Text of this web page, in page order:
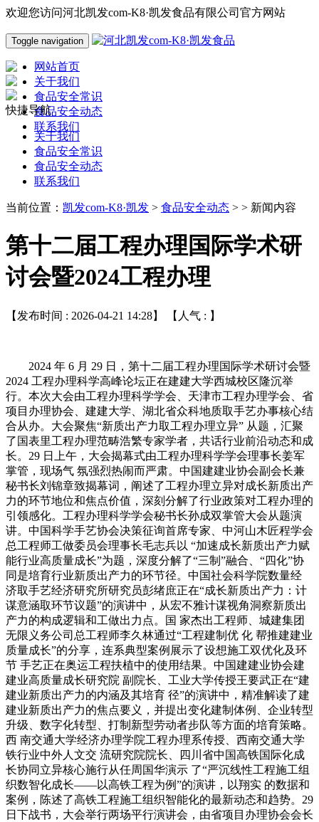
欢迎您访问河北凯发com-K8·凯发食品有限公司官方网站
Toggle navigation
网站首页
关于我们
食品安全常识
食品安全动态
联系我们
快捷导航
关于我们
食品安全常识
食品安全动态
联系我们
当前位置： 凯发com-K8·凯发 > 食品安全动态 > > 新闻内容
第十二届工程办理国际学术研
讨会暨2024工程办理
【发布时间 : 2026-04-21 14:28】 【人气 : 】
2024 年 6 月 29 日，第十二届工程办理国际学术研讨会暨
2024 工程办理科学高峰论坛正在建建大学西城校区隆沉举
行。本次大会由工程办理科学学会、天津市工程办理学会、省
项目办理协会、建建大学、湖北省众科地质取手艺办事核心结
合从办。大会聚焦“新质出产力取工程办理立异” 从题，汇聚
了国表里工程办理范畴浩繁专家学者，共话行业前沿动态和成
长。29 日上午，大会揭幕式由工程办理科学学会理事长姜军
掌管，现场气 氛强烈热闹而严肃。中国建建业协会副会长兼
秘书长刘锦章致揭幕词，阐述了工程办理立异对成长新质出产
力的环节地位和焦点价值，深刻分解了行业政策对工程办理的
引领感化。工程办理科学学会秘书长孙成双掌管大会从题演
讲。中国科学手艺协会决策征询首席专家、中河山木匠程学会
总工程师工做委员会理事长毛志兵以 “加速成长新质出产力赋
能行业高质量成长”为题，深度分解了“三制”融合、“四化”协
同是培育行业新质出产力的环节径。中国社会科学院数量经
济取手艺经济研究所研究员彭绪庶正在“成长新质出产力：计
谋意涵取环节议题”的演讲中，从宏不雅计谋视角洞察新质出
产力的构成逻辑和工做出力点。国 家杰出工程师、城建集团
无限义务公司总工程师李久林通过“工程建制优 化 帮推建建业
质量成长”的分享，连系典型案例展示了设想施工双优化及环
节 手艺正在奥运工程扶植中的使用结果。中国建建业协会建
建业高质量成长研究院 副院长、工业大学传授王要武正在“建
建业新质出产力的内涵及其培育 径”的演讲中，精准解读了建
建业新质出产力的焦点要义，并提出变化建制体例、企业转型
升级、数字化转型、打制新型劳动者步队等方面的培育策略。
西 南交通大学经济办理学院工程办理系传授、西南交通大学
铁行业中外人文交 流研究院院长、四川省中国高铁国际化成
长协同立异核心施行从任周国华演示 了“严沉线性工程施工组
织数智化成长——以高铁工程为例”的演讲，以翔实 的数据和
案例，陈述了高铁工程施工组织智能化的最新动态和趋势。29
日下战书，大会举行两场平行演讲会，由省项目办理协会会长